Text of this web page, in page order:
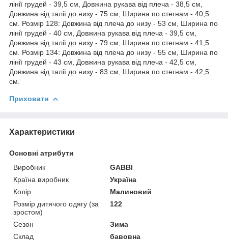
лінії грудей - 39,5 см, Довжина рукава від плеча - 38,5 см,
Довжина від талії до низу - 75 см, Ширина по стегнам - 40,5
см. Розмір 128: Довжина від плеча до низу - 53 см, Ширина по
лінії грудей - 40 см, Довжина рукава від плеча - 39,5 см,
Довжина від талії до низу - 79 см, Ширина по стегнам - 41,5
см. Розмір 134: Довжина від плеча до низу - 55 см, Ширина по
лінії грудей - 43 см, Довжина рукава від плеча - 42,5 см,
Довжина від талії до низу - 83 см, Ширина по стегнам - 42,5
см.
Приховати
Характеристики
Основні атрибути
Виробник
GABBI
Країна виробник
Україна
Колір
Малиновий
Розмір дитячого одягу (за
зростом)
122
Сезон
Зима
Склад
бавовна